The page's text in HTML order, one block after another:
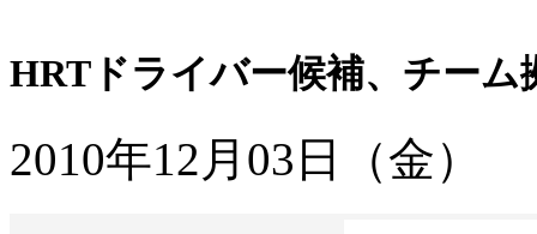
HRTドライバー候補、チーム
2010年12月03日（金）